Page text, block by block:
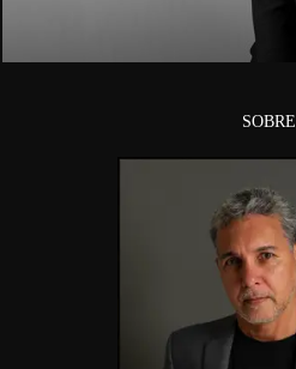
SOBRE